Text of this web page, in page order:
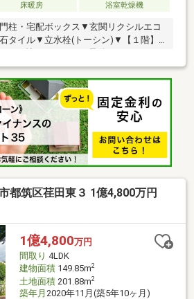
床暖房 浴室乾燥機
柱・宅配ボックス▼玄関リクシルエコ
タイル▼立水栓(トーシン)▼【１階】
リナップ製システムキッチン、大型カ
浄水器付き水栓▼【２階】各居室は6帖以
2.4m以上に加え勾配天井、生活動線が
サイズのTV付きユニットバス、浴室乾
屋上バルコニー有(水栓・電源あり)、1
トイレ、セコムホームセキュリティ設置
ア
都筑区荏田東３ 1億4,800万円
1億4,800万円
間取り 4LDK
建物面積149.85m2
土地面積201.88m2
築年月 2020年11月(築5年10ヶ月)